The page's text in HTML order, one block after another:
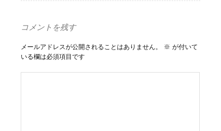
コメントを残す
メールアドレスが公開されることはありません。 ※ が付いて
いる欄は必須項目です